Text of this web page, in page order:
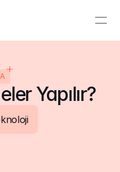
Yapılır?